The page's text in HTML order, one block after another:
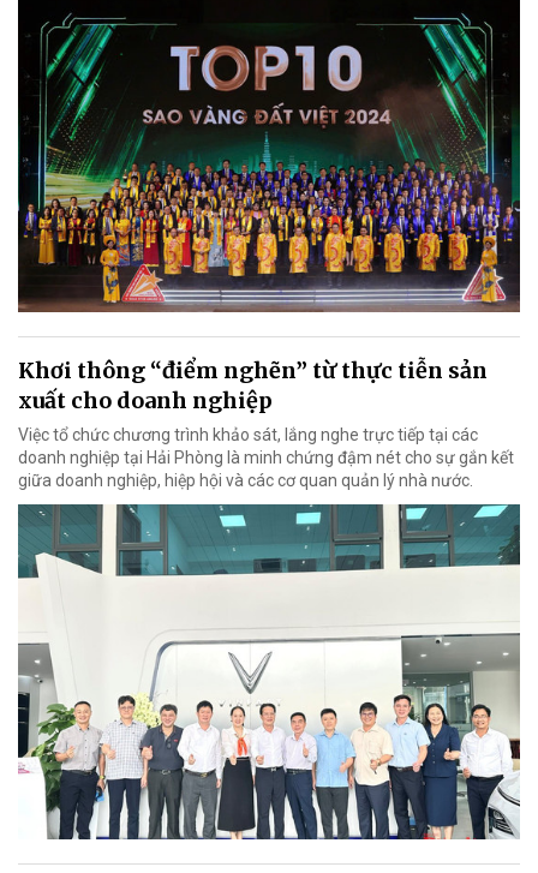
Khơi thông “điểm nghẽn” từ thực tiễn sản
xuất cho doanh nghiệp
Việc tổ chức chương trình khảo sát, lắng nghe trực tiếp tại các
doanh nghiệp tại Hải Phòng là minh chứng đậm nét cho sự gắn kết
giữa doanh nghiệp, hiệp hội và các cơ quan quản lý nhà nước.